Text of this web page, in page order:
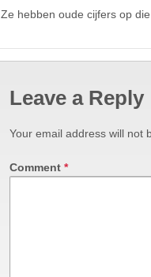
Ze hebben oude cijfers op
Leave a Reply
Your email address will not
Comment *